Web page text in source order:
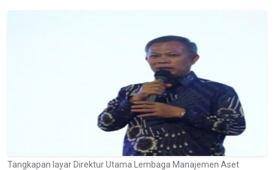
Tangkapan layar Direktur Utama Lembaga Manajemen Aset